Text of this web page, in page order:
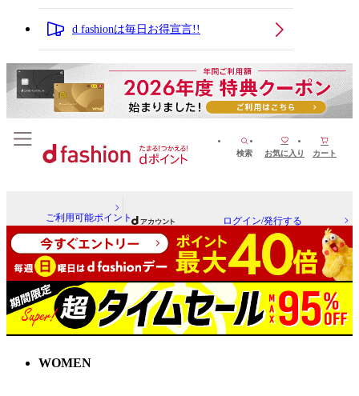
d fashionは毎日お得宣言!!
検索 お気に入り カート
ご利用可能ポイント ログイン/発行する
WOMEN